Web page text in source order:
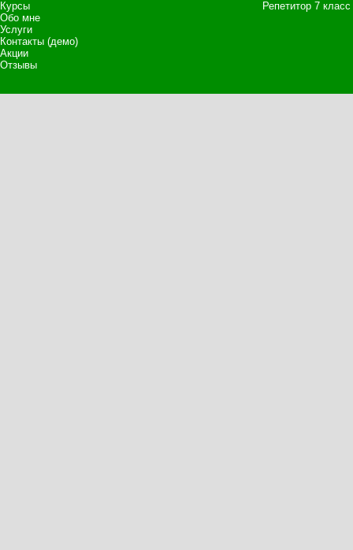
Курсы
Обо мне
Услуги
Контакты (демо)
Акции
Отзывы
Репетитор 7 класс